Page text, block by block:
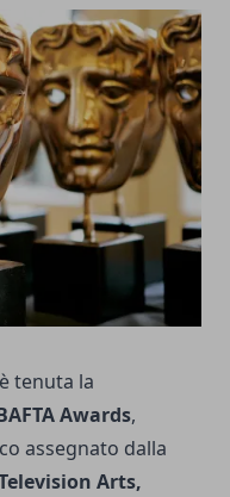
tenuta la
Awards,
assegnato dalla
Arts,